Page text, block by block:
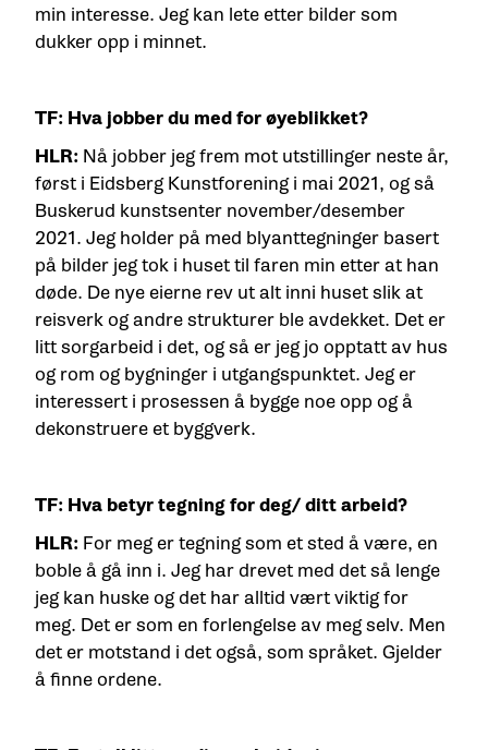
min interesse. Jeg kan lete etter bilder som
dukker opp i minnet.
TF: Hva jobber du med for øyeblikket?
HLR: Nå jobber jeg frem mot utstillinger neste år,
først i Eidsberg Kunstforening i mai 2021, og så
Buskerud kunstsenter november/desember
2021. Jeg holder på med blyanttegninger basert
på bilder jeg tok i huset til faren min etter at han
døde. De nye eierne rev ut alt inni huset slik at
reisverk og andre strukturer ble avdekket. Det er
litt sorgarbeid i det, og så er jeg jo opptatt av hus
og rom og bygninger i utgangspunktet. Jeg er
interessert i prosessen å bygge noe opp og å
dekonstruere et byggverk.
TF: Hva betyr tegning for deg/ ditt arbeid?
HLR: For meg er tegning som et sted å være, en
boble å gå inn i. Jeg har drevet med det så lenge
jeg kan huske og det har alltid vært viktig for
meg. Det er som en forlengelse av meg selv. Men
det er motstand i det også, som språket. Gjelder
å finne ordene.